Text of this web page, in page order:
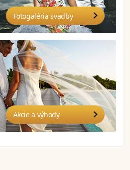
Fotogaléria svadby
Akcie a výhody